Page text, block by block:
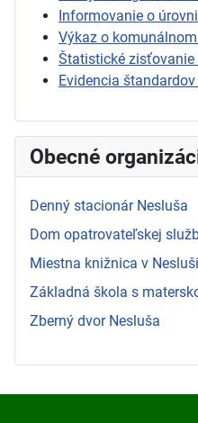
Informovanie o
Výkaz o
Štatistické zisťovanie
Evidencia
Obecné
Denný stacionár Nesluša
Dom opatrovateľskej
Miestna knižnica v Nesluši
Základná škola s
Zberný dvor Nesluša